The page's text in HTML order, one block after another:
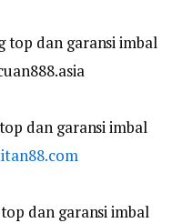
top dan garansi imbal
dan garansi imbal
dan garansi imbal